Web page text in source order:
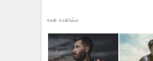
مشاهده همه